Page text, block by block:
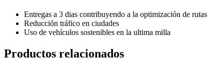
Entregas a 3 dias contribuyendo a la optimización de rutas
Reducción tráfico en ciudades
Uso de vehículos sostenibles en la ultima milla
Productos relacionados